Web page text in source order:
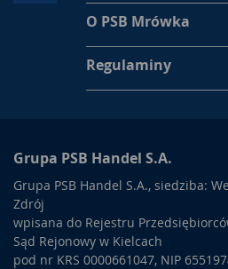
O PSB Mrówka
Regulaminy
Grupa PSB Handel S.A.
Grupa PSB Handel S.A., siedziba:
Zdrój
wpisana do Rejestru
Sąd Rejonowy w Kielcach
pod nr KRS 0000661047, NIP